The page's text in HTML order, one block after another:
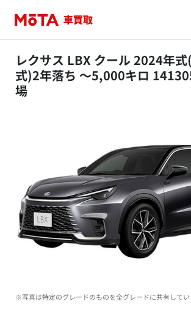
レクサス LBX クール 2024年
式)2年落ち ～5,000キロ
場
※写真は特定のグレードのものを全グレードに共有してい